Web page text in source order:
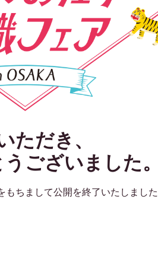
ただき、
ございました
もちまして公開を終了いたしまし